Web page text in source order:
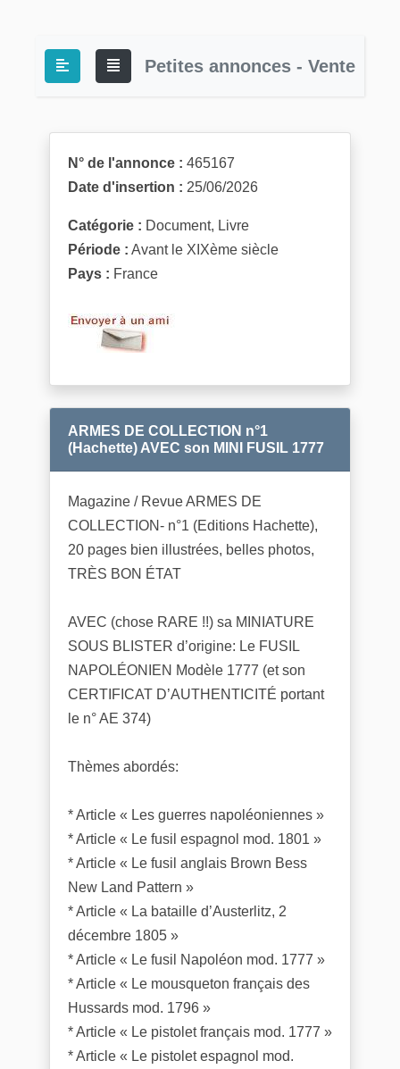
Petites annonces - Vente
N° de l'annonce : 465167
Date d'insertion : 25/06/2026
Catégorie : Document, Livre
Période : Avant le XIXème siècle
Pays : France
ARMES DE COLLECTION n°1
(Hachette) AVEC son MINI FUSIL 1777
Magazine / Revue ARMES DE
COLLECTION- n°1 (Editions Hachette),
20 pages bien illustrées, belles photos,
TRÈS BON ÉTAT
AVEC (chose RARE !!) sa MINIATURE
SOUS BLISTER d’origine: Le FUSIL
NAPOLÉONIEN Modèle 1777 (et son
CERTIFICAT D’AUTHENTICITÉ portant
le n° AE 374)
Thèmes abordés:
* Article « Les guerres napoléoniennes »
* Article « Le fusil espagnol mod. 1801 »
* Article « Le fusil anglais Brown Bess
New Land Pattern »
* Article « La bataille d’Austerlitz, 2
décembre 1805 »
* Article « Le fusil Napoléon mod. 1777 »
* Article « Le mousqueton français des
Hussards mod. 1796 »
* Article « Le pistolet français mod. 1777 »
* Article « Le pistolet espagnol mod.